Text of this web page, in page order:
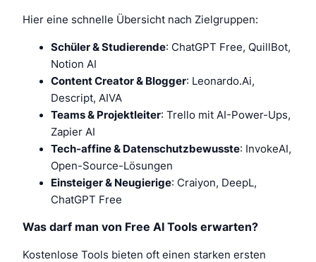
Hier eine schnelle Übersicht nach Zielgruppen:
Schüler & Studierende: ChatGPT Free, QuillBot,
Notion AI
Content Creator & Blogger: Leonardo.Ai,
Descript, AIVA
Teams & Projektleiter: Trello mit AI-Power-Ups,
Zapier AI
Tech-affine & Datenschutzbewusste: InvokeAI,
Open-Source-Lösungen
Einsteiger & Neugierige: Craiyon, DeepL,
ChatGPT Free
Was darf man von Free AI Tools erwarten?
Kostenlose Tools bieten oft einen starken ersten